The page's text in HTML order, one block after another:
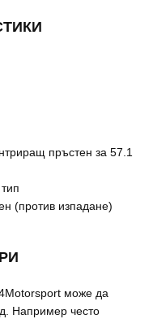
пръстен за 57.1
(против изпадане)
може да
Например често